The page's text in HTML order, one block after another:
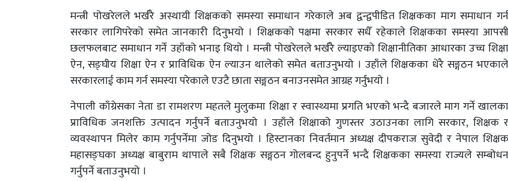
मन्त्री पोखरेलले भर्खरै अस्थायी शिक्षकको समस्या समाधान गरेकाले अब द्वन्द्वपीडित शिक्षकका माग समाधान गर्न
सरकार लागिपरेको समेत जानकारी दिनुभयो । शिक्षकको पक्षमा सरकार सधैँ रहेकाले शिक्षकका समस्या आपसी
छलफलबाट समाधान गर्ने उहाँको भनाइ थियो । मन्त्री पोखरेलले भर्खरै ल्याइएको शिक्षानीतिका आधारका उच्च शिक्षा
ऐन, सङ्घीय शिक्षा ऐन र प्राविधिक ऐन ल्याउन थालेको समेत बताउनुभयो । उहाँले शिक्षकका धेरै सङ्गठन भएकाले
सरकारलाई काम गर्न समस्या परेकाले एउटै छाता सङ्गठन बनाउनसमेत आग्रह गर्नुभयो ।
नेपाली काँग्रेसका नेता डा रामशरण महतले मुलुकमा शिक्षा र स्वास्थ्यमा प्रगति भएको भन्दै बजारले माग गर्ने खालका
प्राविधिक जनशक्ति उत्पादन गर्नुपर्ने बताउनुभयो । उहाँले शिक्षाको गुणस्तर उठाउनका लागि सरकार, शिक्षक र
व्यवस्थापन मिलेर काम गर्नुपर्नेमा जोड दिनुभयो । हिस्टानका निवर्तमान अध्यक्ष दीपकराज सुवेदी र नेपाल शिक्षक
महासङ्घका अध्यक्ष बाबुराम थापाले सबै शिक्षक सङ्गठन गोलबन्द हुनुपर्ने भन्दै शिक्षकका समस्या राज्यले सम्बोधन
गर्नुपर्ने बताउनुभयो ।